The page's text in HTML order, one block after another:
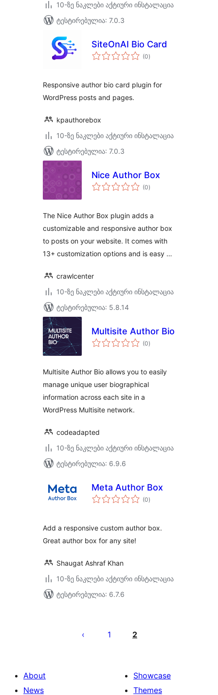
10-ზე ნაკლები აქტიური ინსტალაცია
ტესტირებულია: 7.0.3
SiteOnAI Bio Card
(0საერთო
რეიტინგი
)
Responsive author bio card plugin for
WordPress posts and pages.
kpauthorebox
10-ზე ნაკლები აქტიური ინსტალაცია
ტესტირებულია: 7.0.3
Nice Author Box
(0საერთო
რეიტინგი
)
The Nice Author Box plugin adds a
customizable and responsive author box
to posts on your website. It comes with
13+ customization options and is easy …
crawlcenter
10-ზე ნაკლები აქტიური ინსტალაცია
ტესტირებულია: 5.8.14
Multisite Author Bio
(0საერთო
რეიტინგი
)
Multisite Author Bio allows you to easily
manage unique user biographical
information across each site in a
WordPress Multisite network.
codeadapted
10-ზე ნაკლები აქტიური ინსტალაცია
ტესტირებულია: 6.9.6
Meta Author Box
(0საერთო
რეიტინგი
)
Add a responsive custom author box.
Great author box for any site!
Shaugat Ashraf Khan
10-ზე ნაკლები აქტიური ინსტალაცია
ტესტირებულია: 6.7.6
გვერდებათ
1 2
About
News
Showcase
Themes